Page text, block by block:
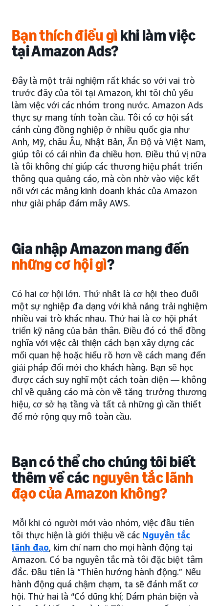
Bạn thích điều gìkhi làm việc
tại Amazon Ads?
Đây là một trải nghiệm rất khác so với vai trò
trước đây của tôi tại Amazon, khi tôi chủ yếu
làm việc với các nhóm trong nước. Amazon Ads
thực sự mang tính toàn cầu. Tôi có cơ hội sát
cánh cùng đồng nghiệp ở nhiều quốc gia như
Anh, Mỹ, châu Âu, Nhật Bản, Ấn Độ và Việt Nam,
giúp tôi có cái nhìn đa chiều hơn. Điều thú vị nữa
là tôi không chỉ giúp các thương hiệu phát triển
thông qua quảng cáo, mà còn nhờ vào việc kết
nối với các mảng kinh doanh khác của Amazon
như giải pháp đám mây AWS.
Gia nhập Amazon mang đến
nhữngcơ hội gì?
Có hai cơ hội lớn. Thứ nhất là cơ hội theo đuổi
một sự nghiệp đa dạng với khả năng trải nghiệm
nhiều vai trò khác nhau. Thứ hai là cơ hội phát
triển kỹ năng của bản thân. Điều đó có thể đồng
nghĩa với việc cải thiện cách bạn xây dựng các
mối quan hệ hoặc hiểu rõ hơn về cách mang đến
giải pháp đổi mới cho khách hàng. Bạn sẽ học
được cách suy nghĩ một cách toàn diện — không
chỉ về quảng cáo mà còn về tăng trưởng thương
hiệu, cơ sở hạ tầng và tất cả những gì cần thiết
để mở rộng quy mô toàn cầu.
Bạn có thể cho chúng tôi biết
thêm về cácnguyên tắc lãnh
đạo của Amazon không?
Mỗi khi có người mới vào nhóm, việc đầu tiên
tôi thực hiện là giới thiệu về các Nguyên tắc
lãnh đạo, kim chỉ nam cho mọi hành động tại
Amazon. Có ba nguyên tắc mà tôi đặc biệt tâm
đắc. Đầu tiên là “Thiên hướng hành động.” Nếu
hành động quá chậm chạm, ta sẽ đánh mất cơ
hội. Thứ hai là “Có dũng khí; Dám phản biện và